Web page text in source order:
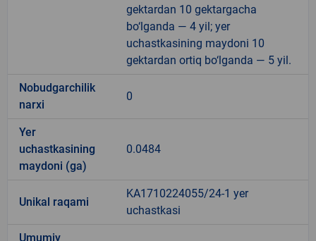
gektardan 10 gektargacha
bo‘lganda — 4 yil; yer
uchastkasining maydoni 10
gektardan ortiq bo‘lganda — 5 yil.
Nobudgarchilik
narxi
0
Yer
uchastkasining
maydoni (ga)
0.0484
Unikal raqami
KA1710224055/24-1 yer
uchastkasi
Umumiy